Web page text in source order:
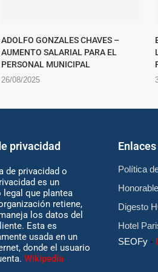
ADOLFO GONZALES CHAVES –
AUMENTO SALARIAL PARA EL
PERSONAL MUNICIPAL
26/08/2025
privacidad
de privacidad o
es un
legal que plantea
retiene,
los datos del
Esta es
usada en un
donde el usuario
Wikipedia
Política
Digesto
Hotel
SEOFy-